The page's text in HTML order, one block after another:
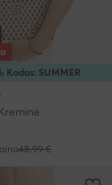
Kodas: SUMMER
48,99 €